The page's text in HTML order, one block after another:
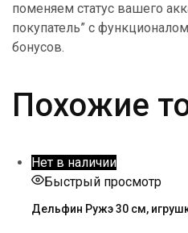
поменяем статус вашего
покупатель” с
бонусов.
Похожие
Нет в наличии
Быстрый просмотр
Дельфин Ружэ 30 см,